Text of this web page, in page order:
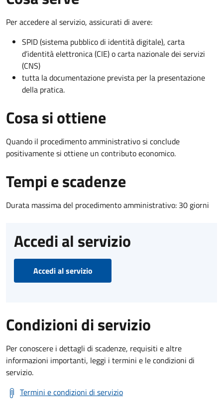
Per accedere al servizio, assicurati di avere:
SPID (sistema pubblico di identità digitale), carta
d’identità elettronica (CIE) o carta nazionale dei servizi
(CNS)
tutta la documentazione prevista per la presentazione
della pratica.
Cosa si ottiene
Quando il procedimento amministrativo si conclude
positivamente si ottiene un contributo economico.
Tempi e scadenze
Durata massima del procedimento amministrativo: 30 giorni
Accedi al servizio
Accedi al servizio
Condizioni di servizio
Per conoscere i dettagli di scadenze, requisiti e altre
informazioni importanti, leggi i termini e le condizioni di
servizio.
Termini e condizioni di servizio